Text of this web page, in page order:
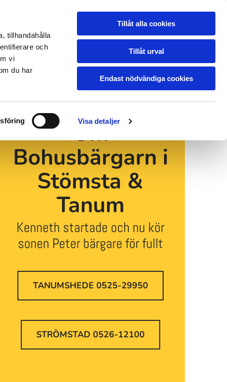
tillhandahålla
och
vi
du har
Visa detaljer
Tillåt alla cookies
Tillåt urval
Endast nödvändiga cookies
Strömstad:0526-121 00
Tanumshede:0525-299 50
Om
Bohusbärgarn i
Stömsta &
Tanum
Kenneth startade och nu kör
sonen Peter bärgare för fullt
TANUMSHEDE 0525-29950
STRÖMSTAD 0526-12100